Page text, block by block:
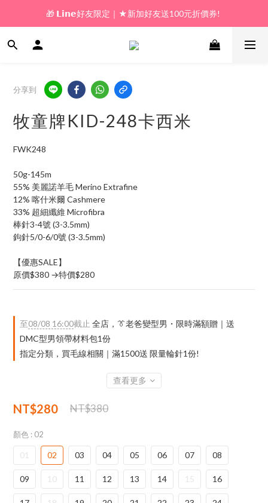
🎁 新好友購物金｜★加入新會員領券送100元!
🎁 𝗟𝗶𝗻𝗲好友限定｜★新加好友送100元折價券!
🎁 新好友購物金｜★加入新會員領券送100元!
分享到
牧童牌KID-248卡西米
FWK248
50g-145m
55% 美麗諾羊毛 Merino Extrafine
12% 喀什米爾 Cashmere
33% 超細纖維 Microfibra
棒針3-4號 (3-3.5mm)
鉤針5/0-6/0號 (3-3.5mm)
【優惠SALE】
原價$380 →特價$280
至08/08 16:00截止 全店，👔老爸變型男・限時滿額贈｜送
DMC型男領帶材料包1份
指定分類，買毛線相關｜滿1500送 限量輪針1份!
查看更多
NT$280 NT$380
顏色 : 02
01 02 03 04 05 06 07 08
09 10 11 12 13 14 15 16